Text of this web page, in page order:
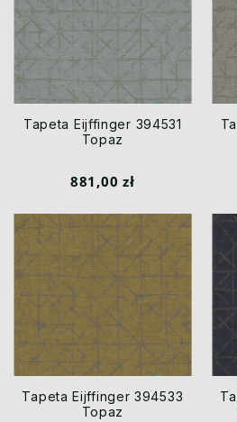
Tapeta Eijffinger 394531
Topaz
881,00 zł
Tapeta Eijffinger 394533
Topaz